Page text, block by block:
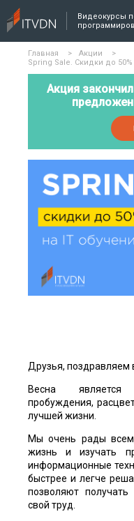
Видеокурсы
Главная > Акции
>
Spring Sale. Скидки до
Акция
Друзья, поздравляем
Весна является
пробуждения,
лучшей жизни.
Мы очень рады
жизнь и изучать
информационные
быстрее и легче
позволяют получать
свой труд.